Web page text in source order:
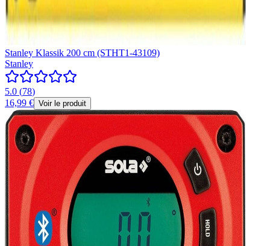
Stanley Klassik 200 cm (STHT1-43109)
Stanley
5.0 (78)
16,99 € Voir le produit